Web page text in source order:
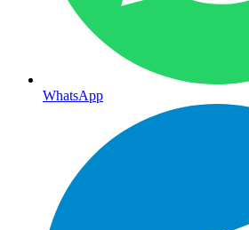
WhatsApp